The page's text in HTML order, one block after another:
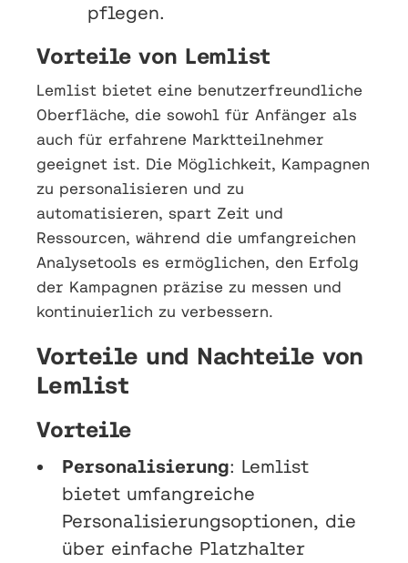
pflegen.
Vorteile von Lemlist
Lemlist bietet eine benutzerfreundliche
Oberfläche, die sowohl für Anfänger als
auch für erfahrene Marktteilnehmer
geeignet ist. Die Möglichkeit, Kampagnen
zu personalisieren und zu
automatisieren, spart Zeit und
Ressourcen, während die umfangreichen
Analysetools es ermöglichen, den Erfolg
der Kampagnen präzise zu messen und
kontinuierlich zu verbessern.
Vorteile und Nachteile von
Lemlist
Vorteile
Personalisierung: Lemlist
bietet umfangreiche
Personalisierungsoptionen, die
über einfache Platzhalter